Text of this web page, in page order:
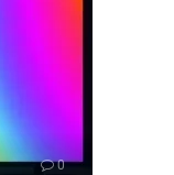
0